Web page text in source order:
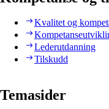
Kvalitet og
Lederutdanning
Tilskudd
Temasider